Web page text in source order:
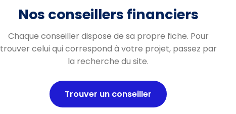
Nos conseillers financiers
Chaque conseiller dispose de sa propre fiche. Pour
trouver celui qui correspond à votre projet, passez par
la recherche du site.
Trouver un conseiller